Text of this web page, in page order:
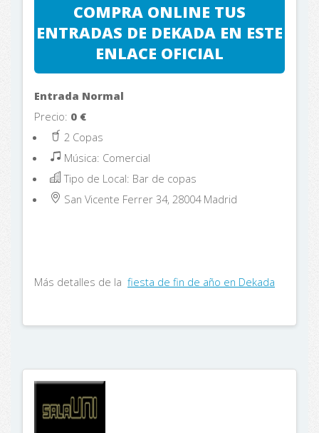
COMPRA ONLINE TUS
ENTRADAS DE DEKADA EN ESTE
ENLACE OFICIAL
Entrada Normal
Precio: 0 €
2 Copas
Música: Comercial
Tipo de Local: Bar de copas
San Vicente Ferrer 34, 28004 Madrid
Más detalles de la fiesta de fin de año en Dekada